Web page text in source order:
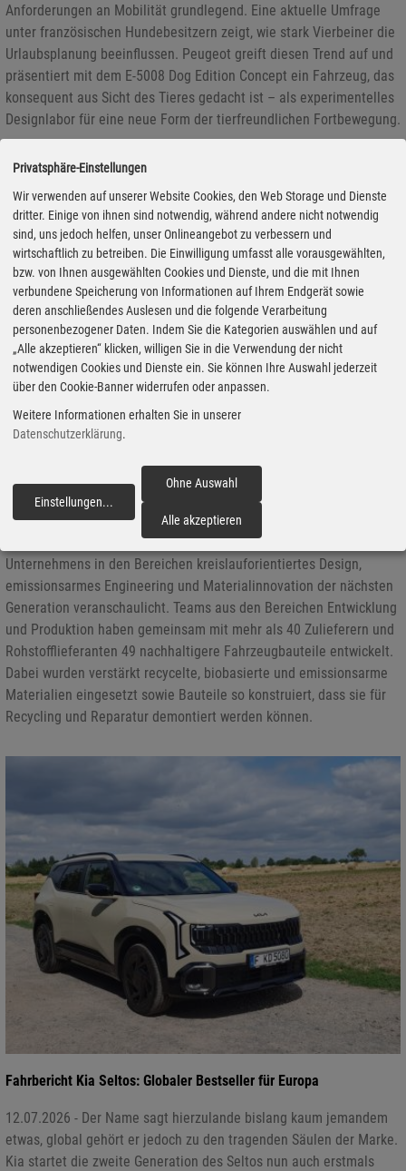
Anforderungen an Mobilität grundlegend. Eine aktuelle Umfrage
unter französischen Hundebesitzern zeigt, wie stark Vierbeiner die
Urlaubsplanung beeinflussen. Peugeot greift diesen Trend auf und
präsentiert mit dem E-5008 Dog Edition Concept ein Fahrzeug, das
konsequent aus Sicht des Tieres gedacht ist – als experimentelles
Designlabor für eine neue Form der tierfreundlichen Fortbewegung.
JLR ersetzt 49 Bauteile durch nachhaltigere Lösungen
13.07.2026 - Jaguar Land Rover (JLR) hat ein neues
Konzeptfahrzeug vorgestellt, das die jüngsten Fortschritte des
Unternehmens in den Bereichen kreislauforientiertes Design,
emissionsarmes Engineering und Materialinnovation der nächsten
Generation veranschaulicht. Teams aus den Bereichen Entwicklung
und Produktion haben gemeinsam mit mehr als 40 Zulieferern und
Rohstofflieferanten 49 nachhaltigere Fahrzeugbauteile entwickelt.
Dabei wurden verstärkt recycelte, biobasierte und emissionsarme
Materialien eingesetzt sowie Bauteile so konstruiert, dass sie für
Recycling und Reparatur demontiert werden können.
Fahrbericht Kia Seltos: Globaler Bestseller für Europa
12.07.2026 - Der Name sagt hierzulande bislang kaum jemandem
etwas, global gehört er jedoch zu den tragenden Säulen der Marke.
Kia startet die zweite Generation des Seltos nun auch erstmals
Privatsphäre-Einstellungen
Wir verwenden auf unserer Website Cookies, den Web Storage und Dienste
dritter. Einige von ihnen sind notwendig, während andere nicht notwendig
sind, uns jedoch helfen, unser Onlineangebot zu verbessern und
wirtschaftlich zu betreiben. Die Einwilligung umfasst alle vorausgewählten,
bzw. von Ihnen ausgewählten Cookies und Dienste, und die mit Ihnen
verbundene Speicherung von Informationen auf Ihrem Endgerät sowie
deren anschließendes Auslesen und die folgende Verarbeitung
personenbezogener Daten. Indem Sie die Kategorien auswählen und auf
„Alle akzeptieren“ klicken, willigen Sie in die Verwendung der nicht
notwendigen Cookies und Dienste ein. Sie können Ihre Auswahl jederzeit
über den Cookie-Banner widerrufen oder anpassen.
Weitere Informationen erhalten Sie in unserer
Datenschutzerklärung.
Einstellungen...
Ohne Auswahl
Alle akzeptieren